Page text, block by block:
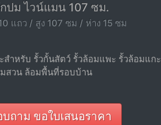
ปม ไวน์แมน 107 ซม.
แถว / สูง 107 ซม / ห่าง 15 ซม
สำหรับ รั้วกั้นสัตว์ รั้วล้อมแพะ รั้วล้อมแกะ
สวน ล้อมพื้นที่รอบบ้าน
บถาม ขอใบเสนอราคา